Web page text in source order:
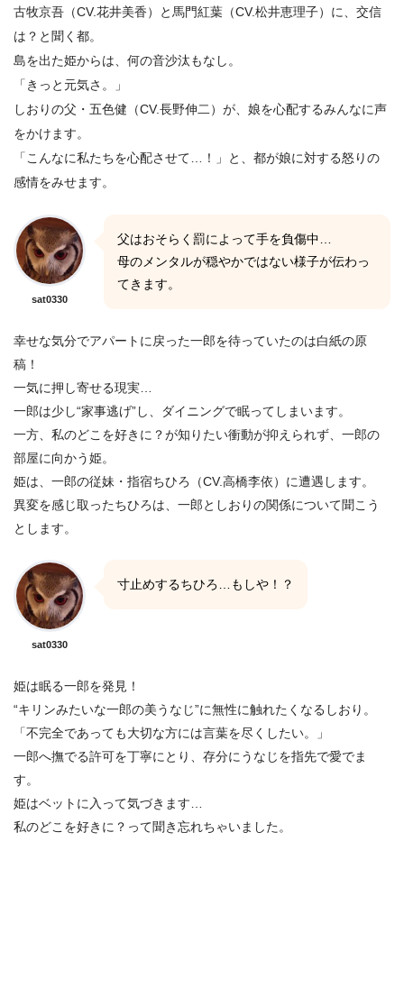
古牧京吾（CV.花井美香）と馬門紅葉（CV.松井恵理子）に、交信
は？と聞く都。
島を出た姫からは、何の音沙汰もなし。
「きっと元気さ。」
しおりの父・五色健（CV.長野伸二）が、娘を心配するみんなに声
をかけます。
「こんなに私たちを心配させて…！」と、都が娘に対する怒りの
感情をみせます。
sat0330
父はおそらく罰によって手を負傷中…
母のメンタルが穏やかではない様子が伝わっ
てきます。
幸せな気分でアパートに戻った一郎を待っていたのは白紙の原
稿！
一気に押し寄せる現実…
一郎は少し“家事逃げ”し、ダイニングで眠ってしまいます。
一方、私のどこを好きに？が知りたい衝動が抑えられず、一郎の
部屋に向かう姫。
姫は、一郎の従妹・指宿ちひろ（CV.高橋李依）に遭遇します。
異変を感じ取ったちひろは、一郎としおりの関係について聞こう
とします。
sat0330
寸止めするちひろ…もしや！？
姫は眠る一郎を発見！
“キリンみたいな一郎の美うなじ”に無性に触れたくなるしおり。
「不完全であっても大切な方には言葉を尽くしたい。」
一郎へ撫でる許可を丁寧にとり、存分にうなじを指先で愛でま
す。
姫はベットに入って気づきます…
私のどこを好きに？って聞き忘れちゃいました。